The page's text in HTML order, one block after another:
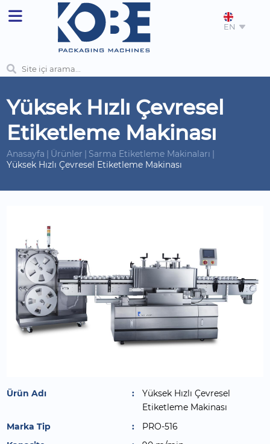
EN
Yüksek Hızlı Çevresel
Etiketleme Makinası
Anasayfa Ürünler
Sarma Etiketleme Makinaları
Yüksek Hızlı Çevresel Etiketleme Makinası
Ürün Adı
Yüksek Hızlı Çevresel
Etiketleme Makinası
Marka Tip
PRO-516